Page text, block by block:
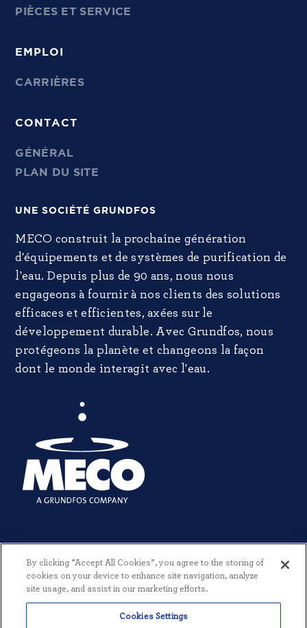
PIÈCES ET SERVICE
EMPLOI
CARRIÈRES
CONTACT
GÉNÉRAL
PLAN DU SITE
UNE SOCIÉTÉ GRUNDFOS
MECO construit la prochaine génération
d'équipements et de systèmes de purification de
l'eau. Depuis plus de 90 ans, nous nous
engageons à fournir à nos clients des solutions
efficaces et efficientes, axées sur le
développement durable. Avec Grundfos, nous
protégeons la planète et changeons la façon
dont le monde interagit avec l'eau.
© 2026 MECO INCORPORATED. TOUS DROITS RÉSERVÉS. |
| POLITIQUE DE CONFIDENTIALITÉ
By clicking “Accept All Cookies”, you agree to the storing of
cookies on your device to enhance site navigation, analyze
site usage, and assist in our marketing efforts.
Cookies Settings